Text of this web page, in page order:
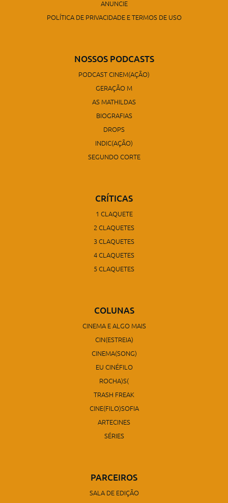
ANUNCIE
POLÍTICA DE PRIVACIDADE E TERMOS DE USO
NOSSOS PODCASTS
PODCAST CINEM(AÇÃO)
GERAÇÃO M
AS MATHILDAS
BIOGRAFIAS
DROPS
INDIC(AÇÃO)
SEGUNDO CORTE
CRÍTICAS
1 CLAQUETE
2 CLAQUETES
3 CLAQUETES
4 CLAQUETES
5 CLAQUETES
COLUNAS
CINEMA E ALGO MAIS
CIN(ESTREIA)
CINEMA(SONG)
EU CINÉFILO
ROCHA)S(
TRASH FREAK
CINE(FILO)SOFIA
ARTECINES
SÉRIES
PARCEIROS
SALA DE EDIÇÃO